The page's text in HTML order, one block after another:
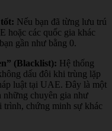
Nếu bạn đã từng lưu trú
hoặc các quốc gia khác
gần như bằng 0.
(Blacklist): Hệ thống
dấu đôi khi trùng lặp
luật tại UAE. Đây là một
những chuyên gia như
trình, chứng minh sự khác